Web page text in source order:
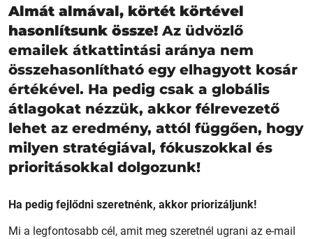
Almát almával, körtét körtével
hasonlítsunk össze! Az üdvözlő
emailek átkattintási aránya nem
összehasonlítható egy elhagyott kosár
értékével. Ha pedig csak a globális
átlagokat nézzük, akkor félrevezető
lehet az eredmény, attól függően, hogy
milyen stratégiával, fókuszokkal és
prioritásokkal dolgozunk!
Ha pedig fejlődni szeretnénk, akkor priorizáljunk!
Mi a legfontosabb cél, amit meg szeretnél ugrani az e-mail